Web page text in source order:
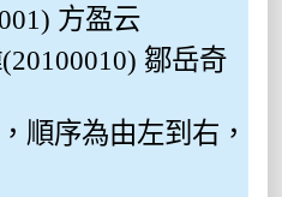
方盈云
鄒岳奇
序為由左到右，